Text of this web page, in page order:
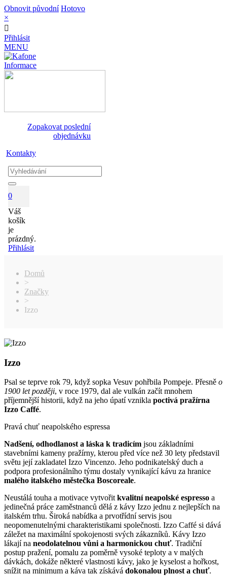
Obnovit původní Hotovo
×
Přihlásit
MENU
Informace
Zopakovat poslední
objednávku
Kontakty
0
Váš
košík
je
prázdný.
Přihlásit
Domů
>
Značky
>
Izzo
Izzo
Psal se teprve rok 79, když sopka Vesuv pohřbila Pompeje. Přesně o
1900 let později, v roce 1979, dal ale vulkán začít mnohem
příjemnější historii, když na jeho úpatí vznikla poctivá pražírna
Izzo Caffé.
Pravá chuť neapolského espressa
Nadšení, odhodlanost a láska k tradicím jsou základními
stavebními kameny pražírny, kterou před více než 30 lety představil
světu její zakladatel Izzo Vincenzo. Jeho podnikatelský duch a
podpora profesionálního týmu dostaly vynikající kávu za hranice
malého italského městečka Boscoreale.
Neustálá touha a motivace vytvořitkvalitní neapolské espresso a
jedinečná práce zaměstnanců dělá z kávy Izzo jednu z nejlepších na
italském trhu. Široká nabídka a prvotřídní servis jsou
neopomenutelnými charakteristikami společnosti. Izzo Caffé si dává
záležet na maximální spokojenosti svých zákazníků. Kávy Izzo
lákají na neodolatelnou vůni a harmonickou chuť. Tradiční
postup pražení, pomalu za poměrně vysoké teploty a v malých
dávkách, dokáže některé vlastnosti kávy, jako je kyselost a hořkost,
snížit na minimum a káva tak získává dokonalou plnost a chuť.